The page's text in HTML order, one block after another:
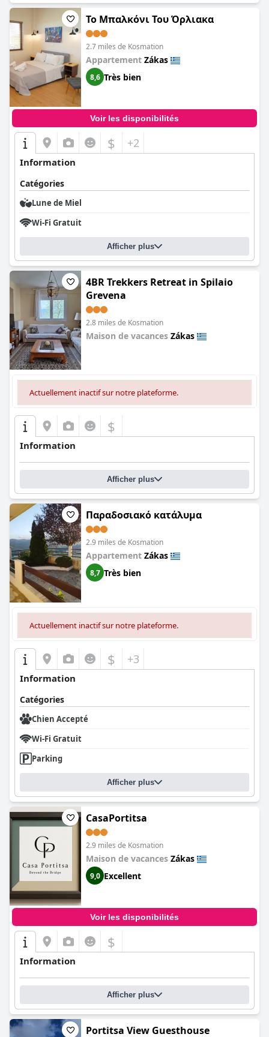
Το Μπαλκόνι Του Όρλιακα
2.7 miles de Kosmation
Appartement Zákas
8,6 Très bien
Voir les disponibilités
$ +2
Information
Catégories
Lune de Miel
Wi-Fi Gratuit
Afficher plus
4BR Trekkers Retreat in Spilaio
Grevena
2.8 miles de Kosmation
Maison de vacances Zákas
Actuellement inactif sur notre plateforme.
$
Information
Afficher plus
Παραδοσιακό κατάλυμα
2.9 miles de Kosmation
Appartement Zákas
8,7 Très bien
Actuellement inactif sur notre plateforme.
$ +3
Information
Catégories
Chien Accepté
Wi-Fi Gratuit
Parking
Afficher plus
CasaPortitsa
2.9 miles de Kosmation
Maison de vacances Zákas
9,0 Excellent
Voir les disponibilités
$
Information
Afficher plus
Portitsa View Guesthouse